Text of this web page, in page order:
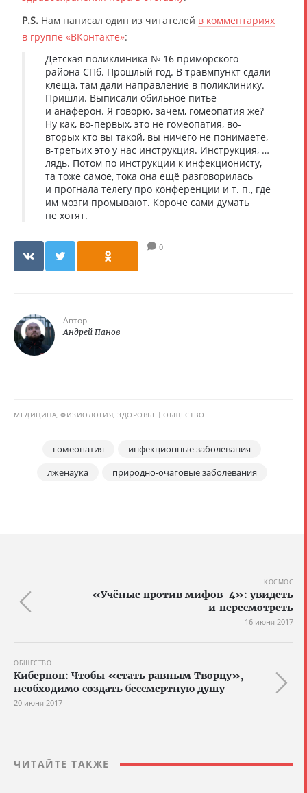
P.S. Нам написал один из читателей в комментариях
в группе «ВКонтакте»:
Детская поликлиника № 16 приморского
района СПб. Прошлый год. В травмпункт сдали
клеща, там дали направление в поликлинику.
Пришли. Выписали обильное питье
и анаферон. Я говорю, зачем, гомеопатия же?
Ну как, во-первых, это не гомеопатия, во-
вторых кто вы такой, вы ничего не понимаете,
в-третьих это у нас инструкция. Инструкция, …
лядь. Потом по инструкции к инфекционисту,
та тоже самое, тока она ещё разговорилась
и прогнала телегу про конференции и т. п., где
им мозги промывают. Короче сами думать
не хотят.
0
Автор
Андрей Панов
МЕДИЦИНА, ФИЗИОЛОГИЯ, ЗДОРОВЬЕ ОБЩЕСТВО
гомеопатия
инфекционные заболевания
лженаука
природно-очаговые заболевания
КОСМОС
«Учёные против мифов-4»: увидеть
и пересмотреть
16 июня 2017
ОБЩЕСТВО
Киберпоп: Чтобы «стать равным Творцу»,
необходимо создать бессмертную душу
20 июня 2017
ЧИТАЙТЕ ТАКЖЕ